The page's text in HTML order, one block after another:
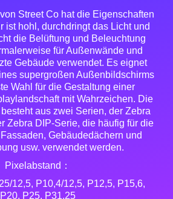
Street Co hat die Eigenschaften
ist hohl, durchdringt das Licht und
die Belüftung und Beleuchtung
für Außenwände und
Gebäude verwendet. Es eignet
supergroßen Außenbildschirms
Wahl für die Gestaltung einer
mit Wahrzeichen. Die
aus zwei Serien, der Zebra
Zebra DIP-Serie, die häufig für die
Gebäudedächern und
usw. verwendet werden.
Pixelabstand：
12,5, P10,4/12,5, P12,5, P15,6,
P20, P25, P31,25